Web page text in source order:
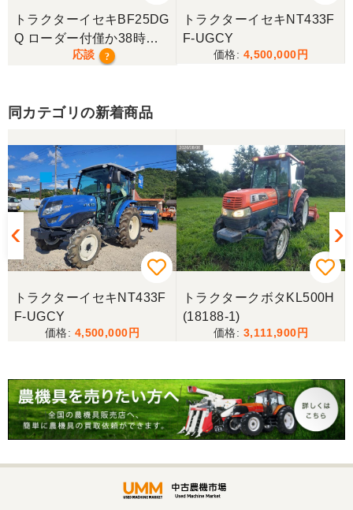
くお願いいたします。
感謝致しております。引き取った後でしっかりとメ
ーカーのサービス工場でメンテナンスを受けたの
で、これから活躍してくれると思います。チョット
整備費用が嵩んでしまったのは痛手でしたが、中古
農機という事で致し方無いのでしょうか。
茨城県／こうちゃん
迅速な対応、丁寧な応対とても良い買い物ができま
した、感謝しています。
茨城県／
遠い所から早速の運搬ありがとうございました。
茨城県／A・M
トラクターイセキBF25DG
Q ローダー付僅か38時
間！極上！現行モデル！
応談 ?
トラクターイセキNT433F
F-UGCY
4,500,000
同カテゴリの新着商品
トラクターイセキNT433F
F-UGCY
4,500,000
トラクタークボタKL500H
(18188-1)
3,111,900